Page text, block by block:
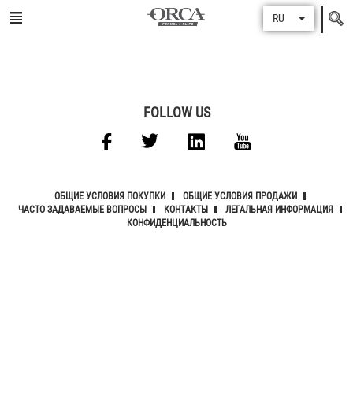
Поиск
по
RU
FOLLOW US
ОБЩИЕ УСЛОВИЯ ПОКУПКИ
ОБЩИЕ УСЛОВИЯ ПРОДАЖИ
ЧАСТО ЗАДАВАЕМЫЕ ВОПРОСЫ
КОНТАКТЫ
ЛЕГАЛЬНАЯ ИНФОРМАЦИЯ
КОНФИДЕНЦИАЛЬНОСТЬ